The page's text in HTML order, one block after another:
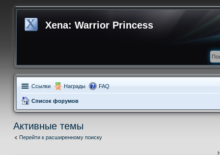
Xena: Warrior Princess
Ссылки Награды FAQ
Список форумов
Активные темы
Перейти к расширенному поиску